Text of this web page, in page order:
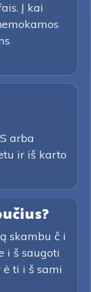
Į kai
arba
ir iš karto
skambu č i
i š saugoti
ti i š sami